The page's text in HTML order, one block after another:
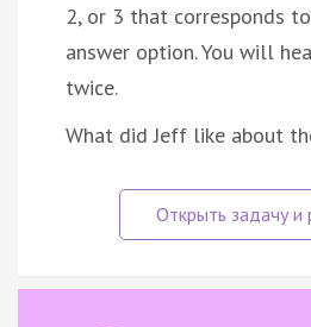
2, or 3 that corresponds
answer option. You will
twice.
What did Jeff like about